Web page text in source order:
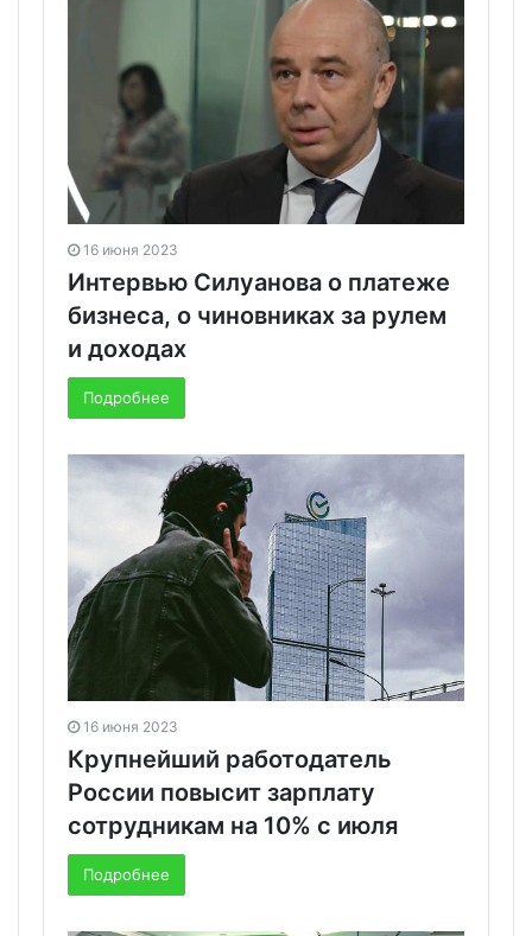
16 июня 2023
Интервью Силуанова о платеже
бизнеса, о чиновниках за рулем
и доходах
Подробнее
16 июня 2023
Крупнейший работодатель
России повысит зарплату
сотрудникам на 10% с июля
Подробнее